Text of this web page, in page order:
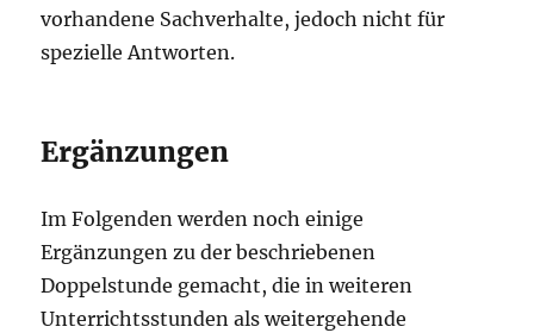
vorhandene Sachverhalte, jedoch nicht für
spezielle Antworten.
Ergänzungen
Im Folgenden werden noch einige
Ergänzungen zu der beschriebenen
Doppelstunde gemacht, die in weiteren
Unterrichtsstunden als weitergehende